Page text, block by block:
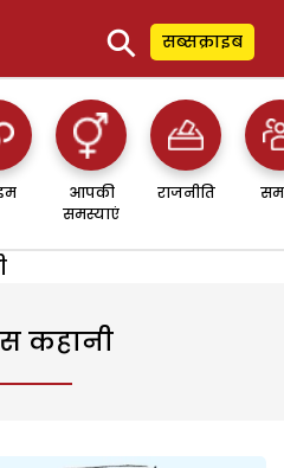
⚲ सब्सक्राइब
आपकी
समस्याएं
राजनीति
कहानी